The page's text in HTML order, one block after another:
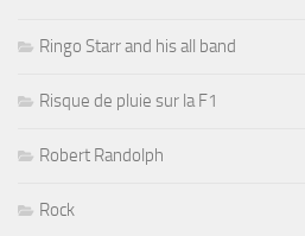
Ringo Starr and his all band
Risque de pluie sur la F1
Robert Randolph
Rock